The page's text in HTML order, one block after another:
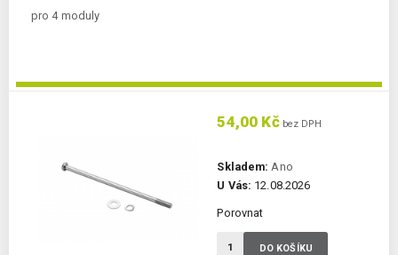
pro 4 moduly
54,00 Kčbez DPH
Skladem: Ano
U Vás: 12.08.2026
Porovnat
DO KOŠÍKU